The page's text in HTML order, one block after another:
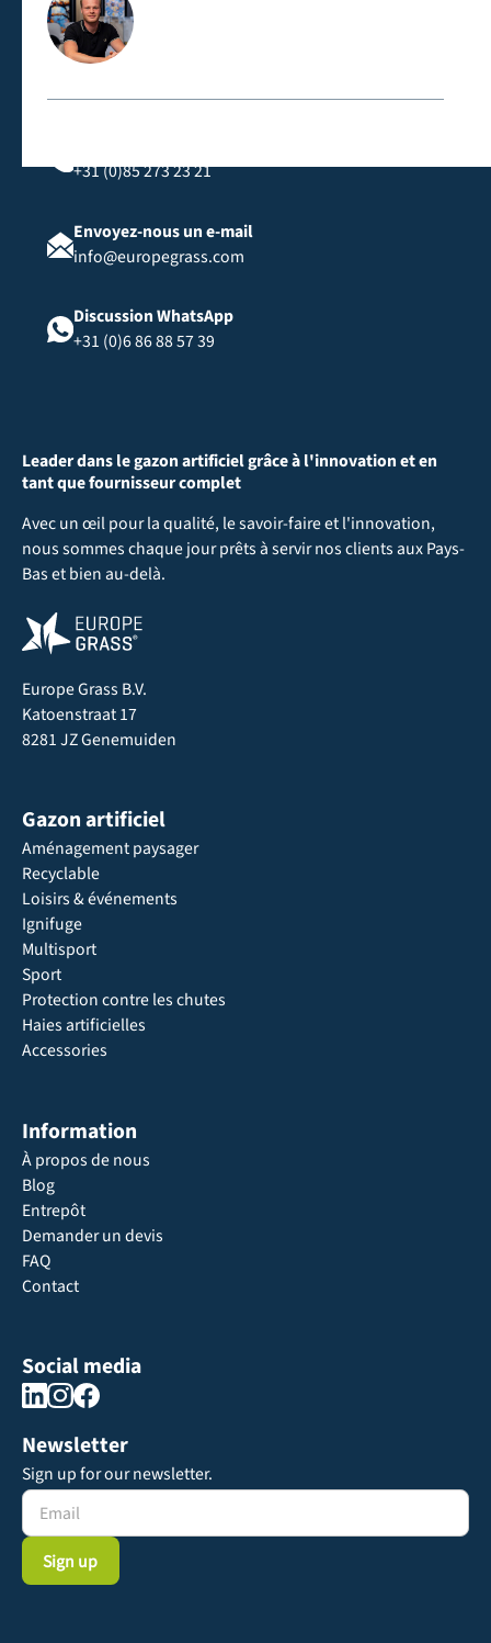
Contactez-nous directement
+31 (0)85 273 23 21
Envoyez-nous un e-mail
info@europegrass.com
Discussion WhatsApp
+31 (0)6 86 88 57 39
Leader dans le gazon artificiel grâce à l'innovation et en
tant que fournisseur complet
Avec un œil pour la qualité, le savoir-faire et l'innovation,
nous sommes chaque jour prêts à servir nos clients aux Pays-
Bas et bien au-delà.
Europe Grass B.V.
Katoenstraat 17
8281 JZ Genemuiden
Gazon artificiel
Aménagement paysager
Recyclable
Loisirs & événements
Ignifuge
Multisport
Sport
Protection contre les chutes
Haies artificielles
Accessories
Information
À propos de nous
Blog
Entrepôt
Demander un devis
FAQ
Contact
Social media
Newsletter
Sign up for our newsletter.